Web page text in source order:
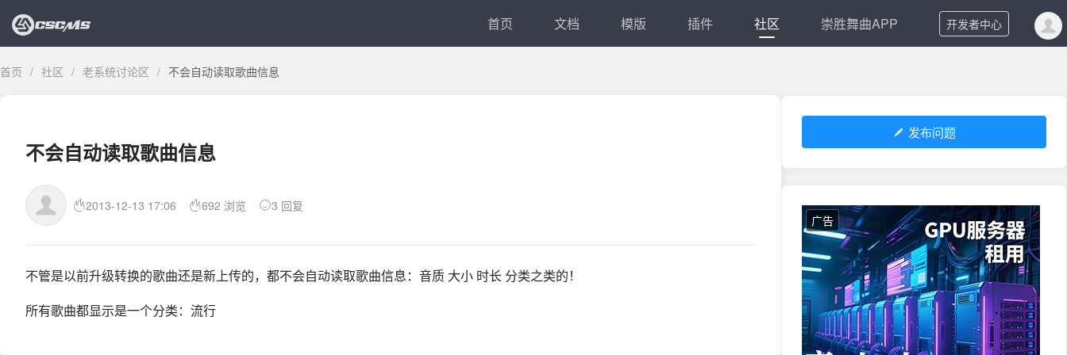
首页 文档 模版 插件 社区 崇胜舞曲APP 开发者中心
首页 / 社区 / 老系统讨论区 / 不会自动读取歌曲信息
不会自动读取歌曲信息
2013-12-13 17:06 692 浏览 3 回复
不管是以前升级转换的歌曲还是新上传的，都不会自动读取歌曲信息：音质 大小 时长 分类之类的！
所有歌曲都显示是一个分类：流行
发布问题
广告